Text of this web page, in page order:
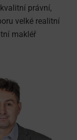
právní,
velké realitní
makléř